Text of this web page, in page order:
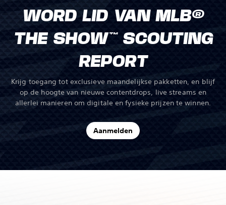
WORD LID VAN MLB®
THE SHOW™ SCOUTING
REPORT
Krijg toegang tot exclusieve maandelijkse pakketten, en blijf
op de hoogte van nieuwe contentdrops, live streams en
allerlei manieren om digitale en fysieke prijzen te winnen.
Aanmelden